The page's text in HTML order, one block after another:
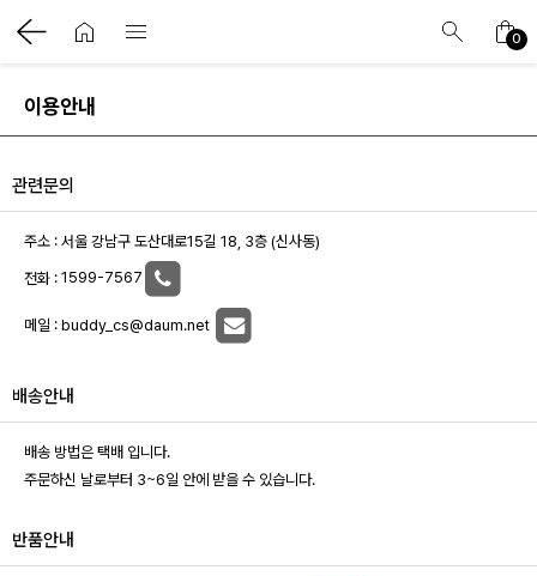
0
항
이용안내
관련문의
주소 : 서울 강남구 도산대로15길 18, 3층 (신사동)
전화 : 1599-7567
메일 : buddy_cs@daum.net
배송안내
배송 방법은 택배 입니다.
주문하신 날로부터 3~6일 안에 받을 수 있습니다.
반품안내